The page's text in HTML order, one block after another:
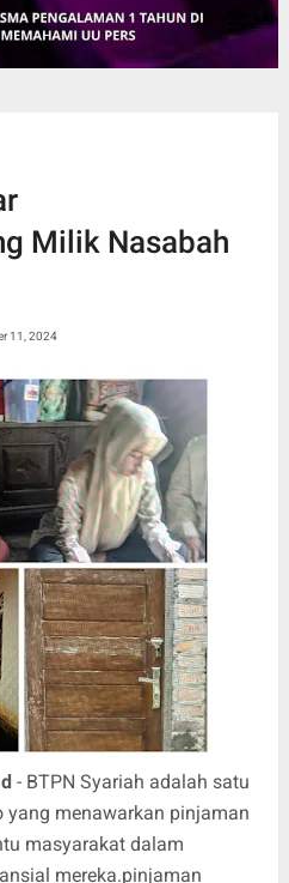
Milik Nasabah
11, 2024
- BTPN Syariah adalah satu
yang menawarkan pinjaman
masyarakat dalam
mereka.pinjaman